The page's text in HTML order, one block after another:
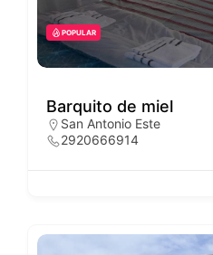
POPULAR
Barquito de miel
San Antonio Este
2920666914